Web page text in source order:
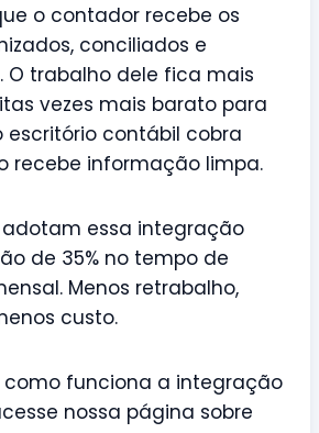
o contador recebe os
conciliados e
O trabalho dele fica mais
vezes mais barato para
escritório contábil cobra
recebe informação limpa.
adotam essa integração
de 35% no tempo de
Menos retrabalho,
custo.
como funciona a integração
nossa página sobre